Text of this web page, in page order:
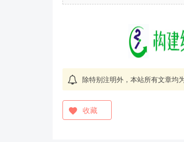
除特别注明外，本站所有文章均
收藏